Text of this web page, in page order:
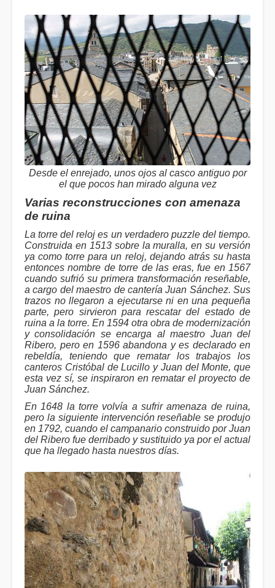
Desde el enrejado, unos ojos al casco antiguo por
el que pocos han mirado alguna vez
Varias reconstrucciones con amenaza
de ruina
La torre del reloj es un verdadero puzzle del tiempo.
Construida en 1513 sobre la muralla, en su versión
ya como torre para un reloj, dejando atrás su hasta
entonces nombre de torre de las eras, fue en 1567
cuando sufrió su primera transformación reseñable,
a cargo del maestro de cantería Juan Sánchez. Sus
trazos no llegaron a ejecutarse ni en una pequeña
parte, pero sirvieron para rescatar del estado de
ruina a la torre. En 1594 otra obra de modernización
y consolidación se encarga al maestro Juan del
Ribero, pero en 1596 abandona y es declarado en
rebeldía, teniendo que rematar los trabajos los
canteros Cristóbal de Lucillo y Juan del Monte, que
esta vez sí, se inspiraron en rematar el proyecto de
Juan Sánchez.
En 1648 la torre volvía a sufrir amenaza de ruina,
pero la siguiente intervención reseñable se produjo
en 1792, cuando el campanario construido por Juan
del Ribero fue derribado y sustituido ya por el actual
que ha llegado hasta nuestros días.